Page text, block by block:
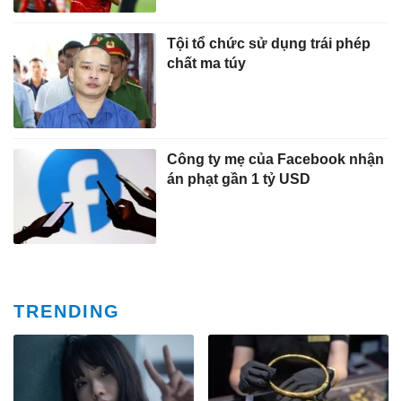
Tội tổ chức sử dụng trái phép
chất ma túy
Công ty mẹ của Facebook nhận
án phạt gần 1 tỷ USD
TRENDING